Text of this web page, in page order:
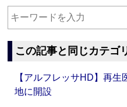
この記事と同じカテゴ
【アルフレッサHD】再
地に開設